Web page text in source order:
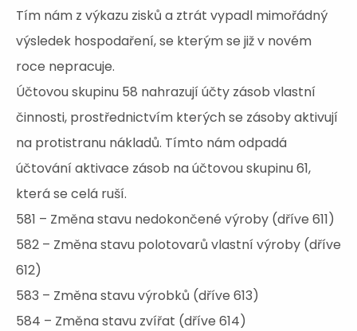
Tím nám z výkazu zisků a ztrát vypadl mimořádný
výsledek hospodaření, se kterým se již v novém
roce nepracuje.
Účtovou skupinu 58 nahrazují účty zásob vlastní
činnosti, prostřednictvím kterých se zásoby aktivují
na protistranu nákladů. Tímto nám odpadá
účtování aktivace zásob na účtovou skupinu 61,
která se celá ruší.
581 – Změna stavu nedokončené výroby (dříve 611)
582 – Změna stavu polotovarů vlastní výroby (dříve
612)
583 – Změna stavu výrobků (dříve 613)
584 – Změna stavu zvířat (dříve 614)